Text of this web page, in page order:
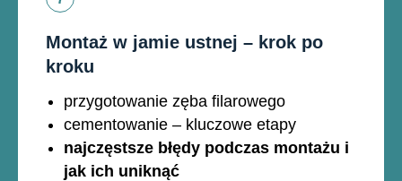
Montaż w jamie ustnej – krok po
kroku
przygotowanie zęba filarowego
cementowanie – kluczowe etapy
najczęstsze błędy podczas montażu i
jak ich uniknąć